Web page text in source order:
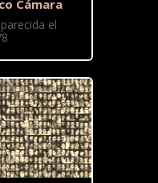
Cámara
el